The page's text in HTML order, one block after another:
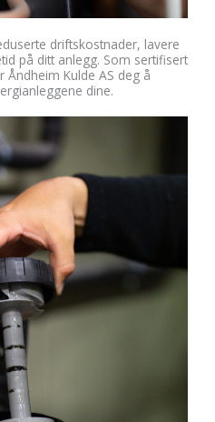
driftskostnader, lavere
på ditt anlegg. Som sertifisert
Kulde AS deg å
dine.